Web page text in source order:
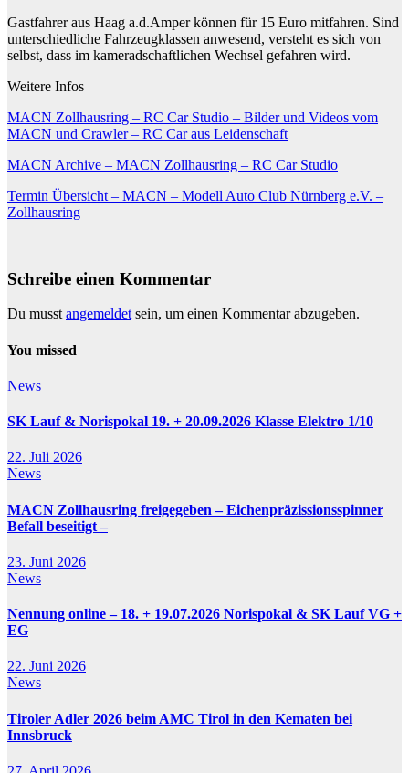
Gastfahrer aus Haag a.d.Amper können für 15 Euro mitfahren. Sind
unterschiedliche Fahrzeugklassen anwesend, versteht es sich von
selbst, dass im kameradschaftlichen Wechsel gefahren wird.
Weitere Infos
MACN Zollhausring – RC Car Studio – Bilder und Videos vom
MACN und Crawler – RC Car aus Leidenschaft
MACN Archive – MACN Zollhausring – RC Car Studio
Termin Übersicht – MACN – Modell Auto Club Nürnberg e.V. –
Zollhausring
Schreibe einen Kommentar
Du musst angemeldet sein, um einen Kommentar abzugeben.
You missed
News
SK Lauf & Norispokal 19. + 20.09.2026 Klasse Elektro 1/10
22. Juli 2026
News
MACN Zollhausring freigegeben – Eichenpräzissionsspinner
Befall beseitigt –
23. Juni 2026
News
Nennung online – 18. + 19.07.2026 Norispokal & SK Lauf VG +
EG
22. Juni 2026
News
Tiroler Adler 2026 beim AMC Tirol in den Kematen bei
Innsbruck